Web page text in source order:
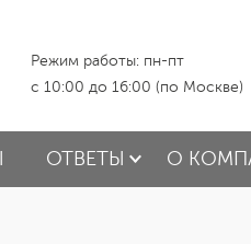
Режим работы: пн-пт
с 10:00 до 16:00 (по Москве)
ОТВЕТЫ О